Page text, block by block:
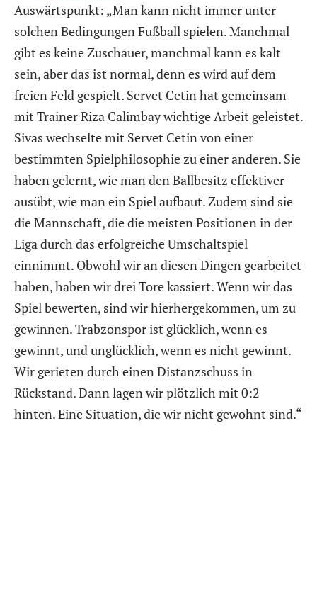
Auswärtspunkt: „Man kann nicht immer unter
solchen Bedingungen Fußball spielen. Manchmal
gibt es keine Zuschauer, manchmal kann es kalt
sein, aber das ist normal, denn es wird auf dem
freien Feld gespielt. Servet Cetin hat gemeinsam
mit Trainer Riza Calimbay wichtige Arbeit geleistet.
Sivas wechselte mit Servet Cetin von einer
bestimmten Spielphilosophie zu einer anderen. Sie
haben gelernt, wie man den Ballbesitz effektiver
ausübt, wie man ein Spiel aufbaut. Zudem sind sie
die Mannschaft, die die meisten Positionen in der
Liga durch das erfolgreiche Umschaltspiel
einnimmt. Obwohl wir an diesen Dingen gearbeitet
haben, haben wir drei Tore kassiert. Wenn wir das
Spiel bewerten, sind wir hierhergekommen, um zu
gewinnen. Trabzonspor ist glücklich, wenn es
gewinnt, und unglücklich, wenn es nicht gewinnt.
Wir gerieten durch einen Distanzschuss in
Rückstand. Dann lagen wir plötzlich mit 0:2
hinten. Eine Situation, die wir nicht gewohnt sind.“